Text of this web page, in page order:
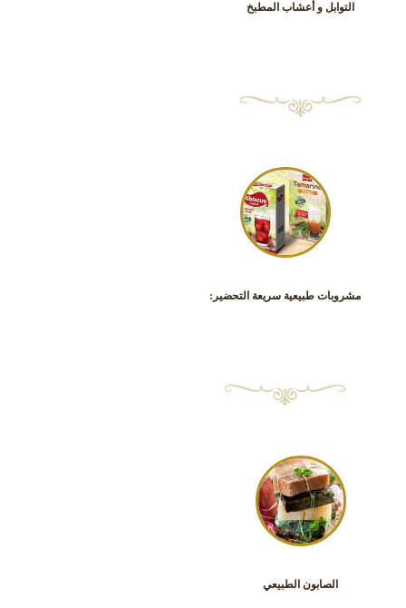
التوابل و أعشاب المطبخ
مشروبات طبيعية سريعة التحضير:
الصابون الطبيعي